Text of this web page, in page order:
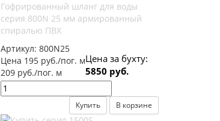
Гофрированный шланг для воды
серия 800N 25 мм армированный
спиралью ПВХ
Артикул:800N25
Цена 195 руб./пог. м
209 руб./пог. м
Цена за бухту:
5850 руб.
Купить В корзине